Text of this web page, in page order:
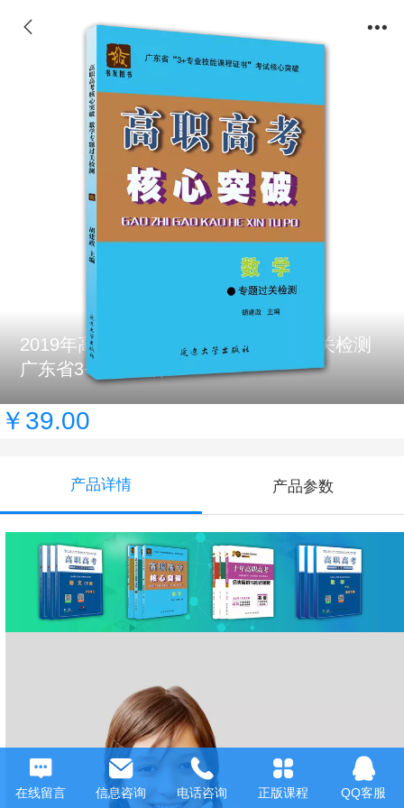
2019年高职高考核心突破 数学专题过关检测
广东省3+证书教材
￥39.00
产品详情 产品参数
在线留言 信息咨询 电话咨询 正版课程 QQ客服